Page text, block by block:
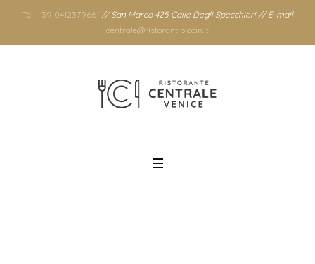
Tel. +39 0412379661 // San Marco 425 Calle Degli Specchieri // E-mail
centrale@ristorantipiccin.it